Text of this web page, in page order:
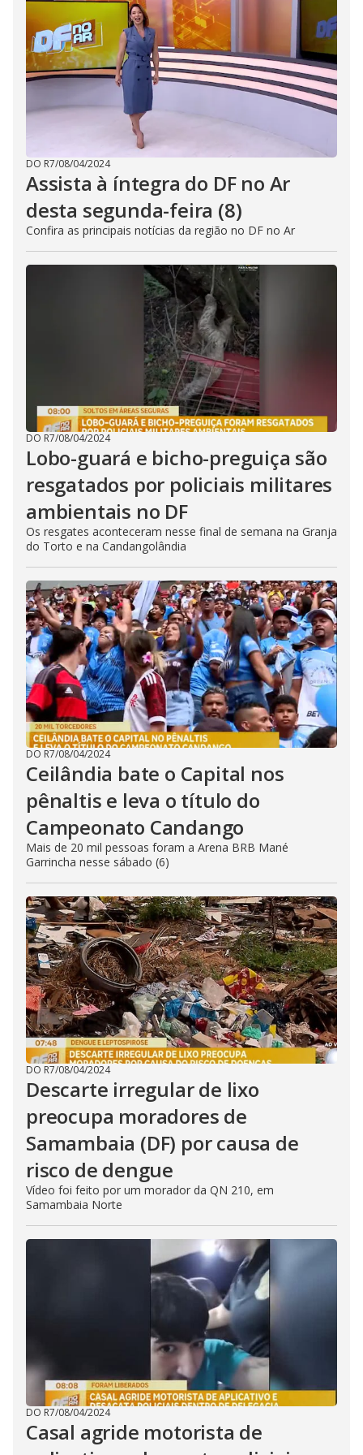
d
e
o
DO R7/08/04/2024
Assista à íntegra do DF no Ar
desta segunda-feira (8)
Confira as principais notícias da região no DF no Ar
DO R7/08/04/2024
Lobo-guará e bicho-preguiça são
resgatados por policiais militares
ambientais no DF
Os resgates aconteceram nesse final de semana na Granja
do Torto e na Candangolândia
DO R7/08/04/2024
Ceilândia bate o Capital nos
pênaltis e leva o título do
Campeonato Candango
Mais de 20 mil pessoas foram a Arena BRB Mané
Garrincha nesse sábado (6)
DO R7/08/04/2024
Descarte irregular de lixo
preocupa moradores de
Samambaia (DF) por causa de
risco de dengue
Vídeo foi feito por um morador da QN 210, em
Samambaia Norte
DO R7/08/04/2024
Casal agride motorista de